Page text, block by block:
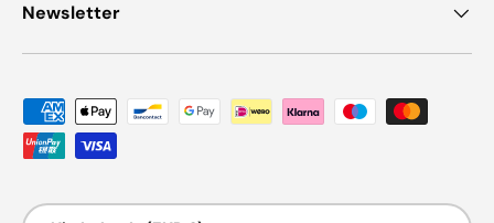
Newsletter
Zahlungsmethoden
Land/Region